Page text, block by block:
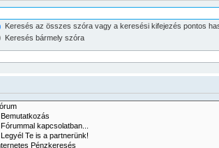
Keresés az összes szóra vagy a keresési kifejezés pontos
Keresés bármely szóra